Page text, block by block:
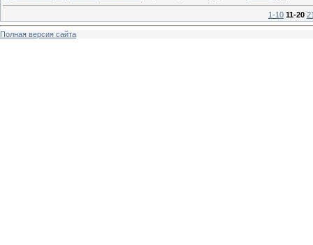
1-10 11-20
Полная версия сайта